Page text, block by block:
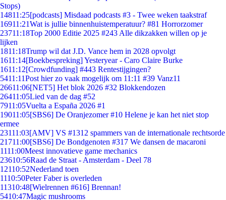
Stops)
14811:25[podcasts] Misdaad podcasts #3 - Twee weken taakstraf
16911:21Wat is jullie binnenhuistemperatuur? #81 Horrorzomer
23711:18Top 2000 Editie 2025 #243 Alle dikzakken willen op je
lijken
1811:18Trump wil dat J.D. Vance hem in 2028 opvolgt
1611:14[Boekbespreking] Yesteryear - Caro Claire Burke
1611:12[Crowdfunding] #443 Rentestijgingen?
5411:11Post hier zo vaak mogelijk om 11:11 #39 Vanz11
26611:06[NET5] Het blok 2026 #32 Blokkendozen
26411:05Lied van de dag #52
7911:05Vuelta a España 2026 #1
19011:05[SBS6] De Oranjezomer #10 Helene je kan het niet stop
ermee
23111:03[AMV] VS #1312 spammers van de internationale rechtsorde
21711:00[SBS6] De Bondgenoten #317 We dansen de macaroni
1111:00Meest innovatieve game mechanics
23610:56Raad de Straat - Amsterdam - Deel 78
12110:52Nederland toen
1110:50Peter Faber is overleden
11310:48[Wielrennen #616] Brennan!
5410:47Magic mushrooms